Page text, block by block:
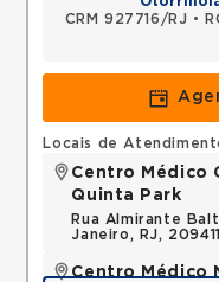
CRM 927716/RJ •
Locais de
Centro Médico
Quinta Park
Rua Almirante
Janeiro, RJ,
Centro Médico